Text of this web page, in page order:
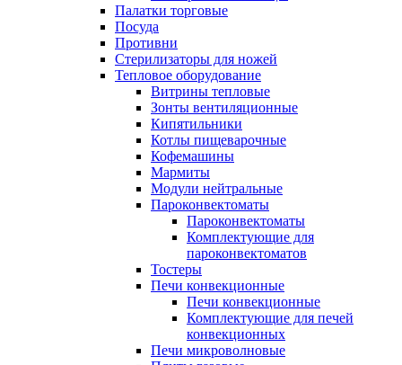
Палатки торговые
Посуда
Противни
Стерилизаторы для ножей
Тепловое оборудование
Витрины тепловые
Зонты вентиляционные
Кипятильники
Котлы пищеварочные
Кофемашины
Мармиты
Модули нейтральные
Пароконвектоматы
Пароконвектоматы
Комплектующие для
пароконвектоматов
Тостеры
Печи конвекционные
Печи конвекционные
Комплектующие для печей
конвекционных
Печи микроволновые